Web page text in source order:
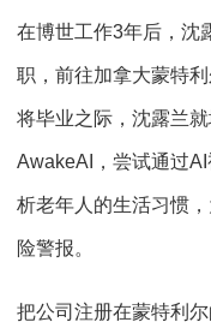
在博世工作3年后，沈
职，前往加拿大蒙特
将毕业之际，沈露兰
AwakeAI，尝试通过
析老年人的生活习惯
险警报。
把公司注册在蒙特利